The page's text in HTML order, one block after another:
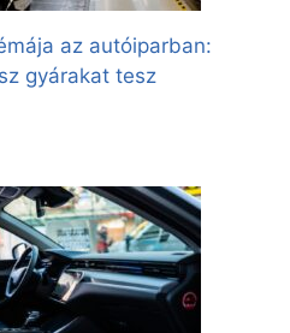
az autóiparban:
gyárakat tesz